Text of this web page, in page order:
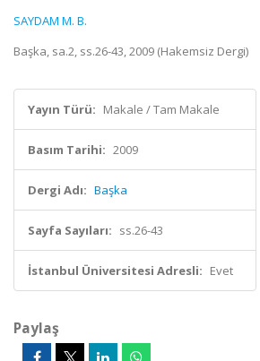
SAYDAM M. B.
Başka, sa.2, ss.26-43, 2009 (Hakemsiz Dergi)
Yayın Türü: Makale / Tam Makale
Basım Tarihi: 2009
Dergi Adı: Başka
Sayfa Sayıları: ss.26-43
İstanbul Üniversitesi Adresli: Evet
Paylaş